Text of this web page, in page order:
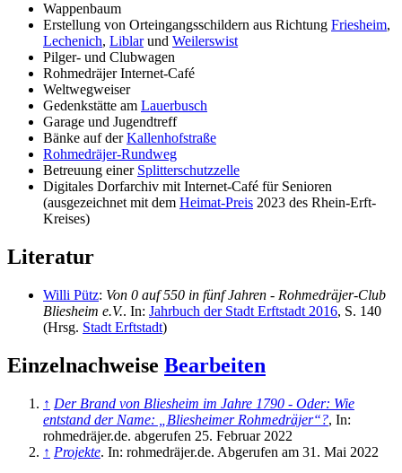
Wappenbaum
Erstellung von Orteingangsschildern aus Richtung Friesheim,
Lechenich, Liblarund Weilerswist
Pilger- und Clubwagen
Rohmedräjer Internet-Café
Weltwegweiser
Gedenkstätte am Lauerbusch
Garage und Jugendtreff
Bänke auf derKallenhofstraße
Rohmedräjer-Rundweg
Betreuung einer Splitterschutzzelle
Digitales Dorfarchiv mit Internet-Café für Senioren
(ausgezeichnet mit dem Heimat-Preis 2023 des Rhein-Erft-
Kreises)
Literatur
Willi Pütz: Von 0 auf 550 in fünf Jahren - Rohmedräjer-Club
Bliesheim e.V.. In: Jahrbuch der Stadt Erftstadt 2016, S. 140
(Hrsg. Stadt Erftstadt)
Einzelnachweise Bearbeiten
↑ Der Brand von Bliesheim im Jahre 1790 - Oder: Wie
entstand der Name: „Bliesheimer Rohmedräjer“?, In:
rohmedräjer.de. abgerufen 25. Februar 2022
↑ Projekte. In: rohmedräjer.de. Abgerufen am 31. Mai 2022